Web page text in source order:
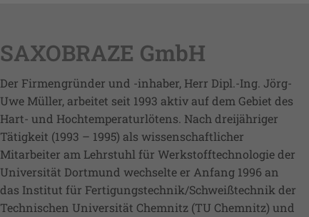
SAXOBRAZE GmbH
Der Firmengründer und -inhaber, Herr Dipl.-Ing. Jörg-
Uwe Müller, arbeitet seit 1993 aktiv auf dem Gebiet des
Hart- und Hochtemperaturlötens. Nach dreijähriger
Tätigkeit (1993 – 1995) als wissenschaftlicher
Mitarbeiter am Lehrstuhl für Werkstofftechnologie der
Universität Dortmund wechselte er Anfang 1996 an
das Institut für Fertigungstechnik/Schweißtechnik der
Technischen Universität Chemnitz (TU Chemnitz) und